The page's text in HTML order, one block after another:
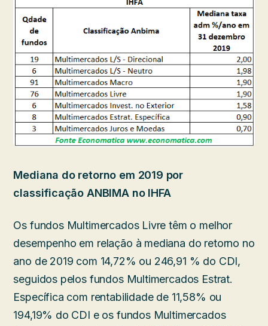
Mediana do retorno em 2019 por
classificação ANBIMA no IHFA
Os fundos Multimercados Livre têm o melhor
desempenho em relação à mediana do retorno no
ano de 2019 com 14,72% ou 246,91 % do CDI,
seguidos pelos fundos Multimercados Estrat.
Específica com rentabilidade de 11,58% ou
194,19% do CDI e os fundos Multimercados